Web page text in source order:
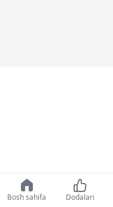
Bosh sahifa Dodalari